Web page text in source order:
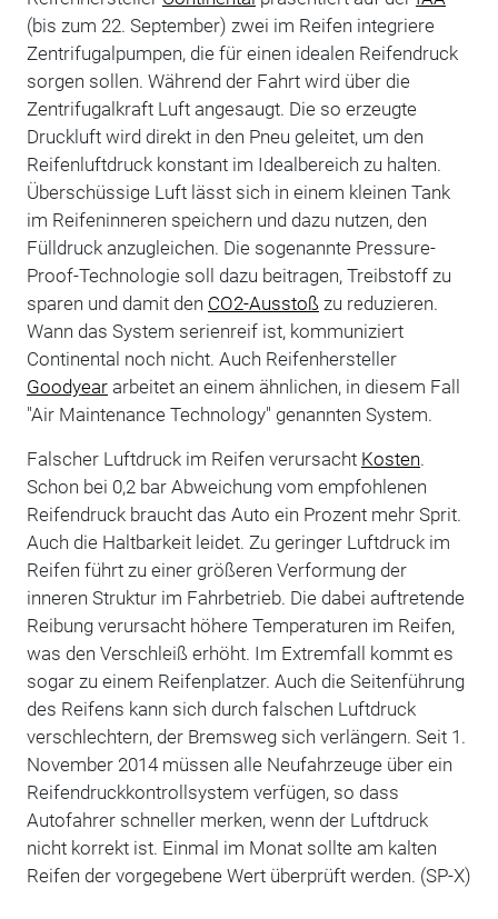
(bis zum 22. September) zwei im Reifen integriere
Zentrifugalpumpen, die für einen idealen Reifendruck
sorgen sollen. Während der Fahrt wird über die
Zentrifugalkraft Luft angesaugt. Die so erzeugte
Druckluft wird direkt in den Pneu geleitet, um den
Reifenluftdruck konstant im Idealbereich zu halten.
Überschüssige Luft lässt sich in einem kleinen Tank
im Reifeninneren speichern und dazu nutzen, den
Fülldruck anzugleichen. Die sogenannte Pressure-
Proof-Technologie soll dazu beitragen, Treibstoff zu
sparen und damit den CO2-Ausstoß zu reduzieren.
Wann das System serienreif ist, kommuniziert
Continental noch nicht. Auch Reifenhersteller
Goodyeararbeitet an einem ähnlichen, in diesem Fall
"Air Maintenance Technology" genannten System.
Falscher Luftdruck im Reifen verursacht Kosten.
Schon bei 0,2 bar Abweichung vom empfohlenen
Reifendruck braucht das Auto ein Prozent mehr Sprit.
Auch die Haltbarkeit leidet. Zu geringer Luftdruck im
Reifen führt zu einer größeren Verformung der
inneren Struktur im Fahrbetrieb. Die dabei auftretende
Reibung verursacht höhere Temperaturen im Reifen,
was den Verschleiß erhöht. Im Extremfall kommt es
sogar zu einem Reifenplatzer. Auch die Seitenführung
des Reifens kann sich durch falschen Luftdruck
verschlechtern, der Bremsweg sich verlängern. Seit 1.
November 2014 müssen alle Neufahrzeuge über ein
Reifendruckkontrollsystem verfügen, so dass
Autofahrer schneller merken, wenn der Luftdruck
nicht korrekt ist. Einmal im Monat sollte am kalten
Reifen der vorgegebene Wert überprüft werden. (SP-X)